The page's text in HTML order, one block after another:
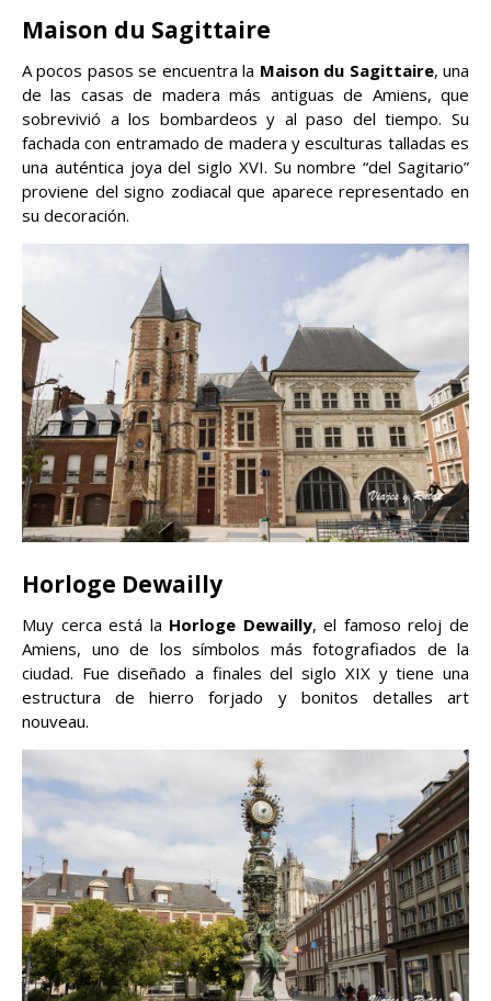
Maison du Sagittaire
A pocos pasos se encuentra la Maison du Sagittaire, una
de las casas de madera más antiguas de Amiens, que
sobrevivió a los bombardeos y al paso del tiempo. Su
fachada con entramado de madera y esculturas talladas es
una auténtica joya del siglo XVI. Su nombre “del Sagitario”
proviene del signo zodiacal que aparece representado en
su decoración.
Horloge Dewailly
Muy cerca está la Horloge Dewailly, el famoso reloj de
Amiens, uno de los símbolos más fotografiados de la
ciudad. Fue diseñado a finales del siglo XIX y tiene una
estructura de hierro forjado y bonitos detalles art
nouveau.